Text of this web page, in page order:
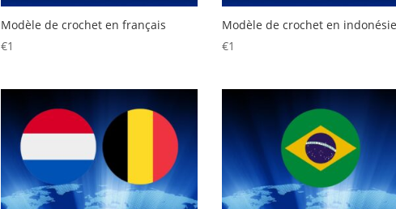
Modèle de crochet en français
€1
Modèle de crochet en
€1